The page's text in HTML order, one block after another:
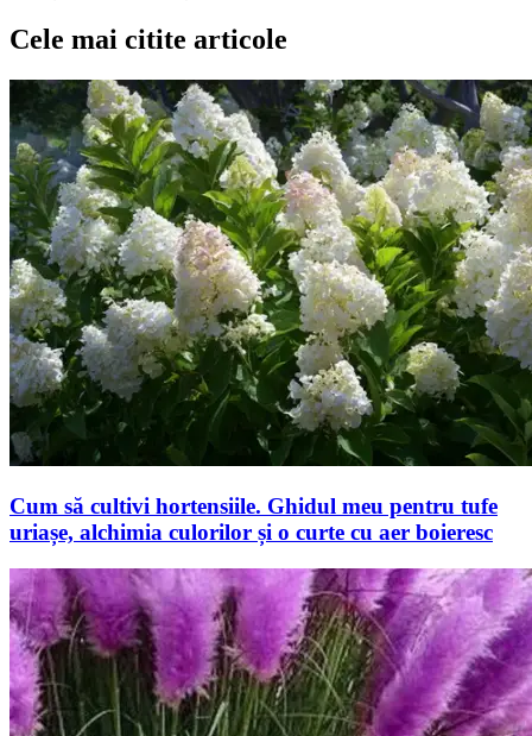
Cele mai citite articole
Cum să cultivi hortensiile. Ghidul meu pentru tufe
uriașe, alchimia culorilor și o curte cu aer boieresc